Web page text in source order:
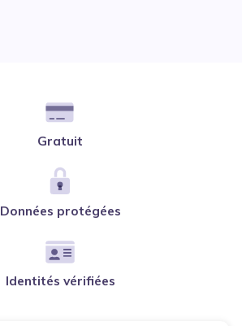
Gratuit
Données protégées
Identités vérifiées